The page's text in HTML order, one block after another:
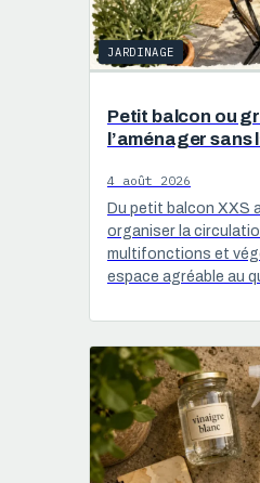
JARDINAGE
Petit balcon ou
l’aménager sans
4 août 2026
Du petit balcon XXS
organiser la
multifonctions et
espace agréable au